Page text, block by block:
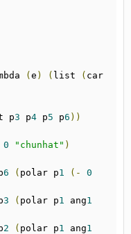
( e ) ( list ( car
p3 p4 p5 p6 ))
0 "chunhat" )
6 ( polar p1 (-
0
3 ( polar p1 ang1
2 ( polar p1 ang1